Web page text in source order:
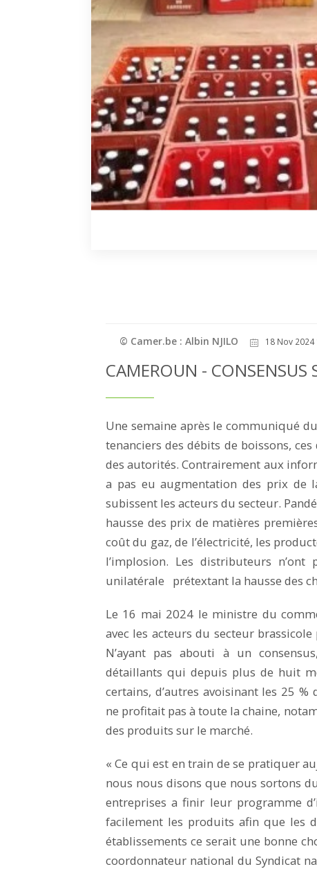
© Camer.be : Albin NJILO 18 Nov 2024
CAMEROUN - CONSENSUS
Une semaine après le communiqué
tenanciers des débits de boissons,
des autorités. Contrairement aux
a pas eu augmentation des prix de
subissent les acteurs du secteur.
hausse des prix de matières
coût du gaz, de l’électricité, les
l’implosion. Les distributeurs
unilatérale prétextant la hausse des
Le 16 mai 2024 le ministre du
avec les acteurs du secteur
N’ayant pas abouti à un
détaillants qui depuis plus de huit
certains, d’autres avoisinant les 25
ne profitait pas à toute la chaine,
des produits sur le marché.
« Ce qui est en train de se pratiquer
nous nous disons que nous sortons
entreprises a finir leur programme
facilement les produits afin que les
établissements ce serait une bonne
coordonnateur national du Syndicat